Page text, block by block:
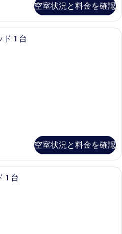
空室状況と料金を確認
ジュニア スイート キングベッド 1
1 台
空室状況と料金を確認
クラブ スイート キングベッド 1 台 |
1 台